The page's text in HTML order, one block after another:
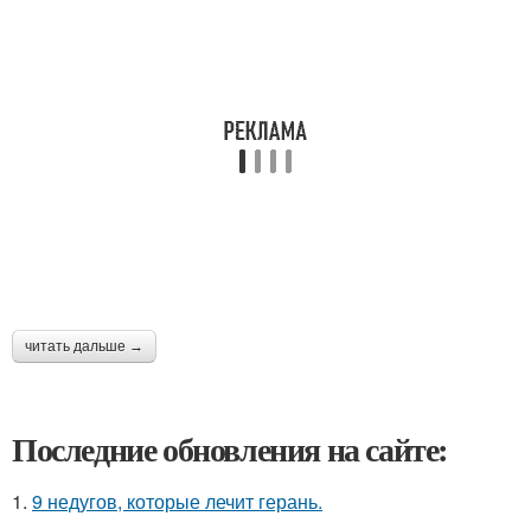
читать дальше →
Последние обновления на сайте:
1. 9 недугов, которые лечит герань.